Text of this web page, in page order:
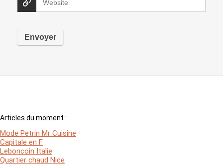
Articles du moment :
Mode Petrin Mr Cuisine
Capitale en F
Leboncoin Italie
Quartier chaud Nice